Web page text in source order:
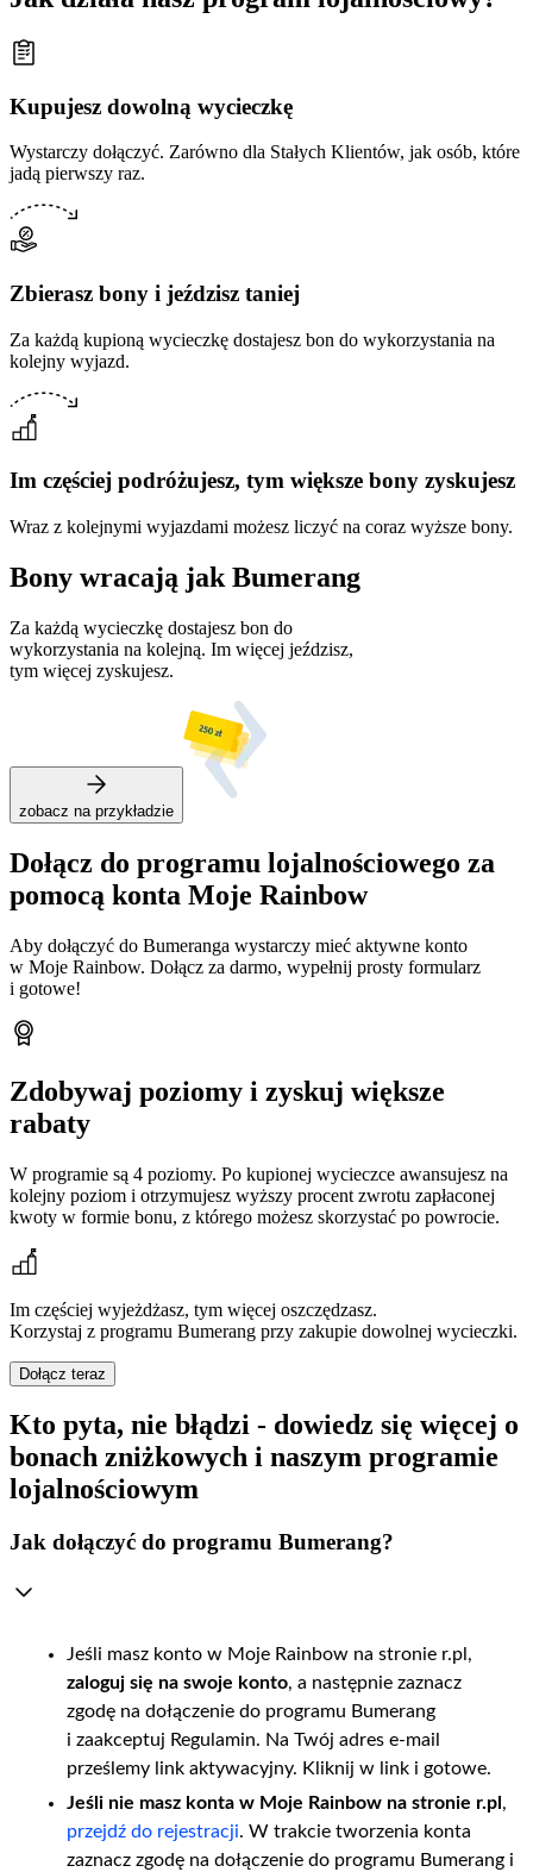
Kupujesz dowolną wycieczkę
Wystarczy dołączyć. Zarówno dla Stałych Klientów, jak osób, które
jadą pierwszy raz.
Zbierasz bony i jeździsz taniej
Za każdą kupioną wycieczkę dostajesz bon do wykorzystania na
kolejny wyjazd.
Im częściej podróżujesz, tym większe bony zyskujesz
Wraz z kolejnymi wyjazdami możesz liczyć na coraz wyższe bony.
Bony wracają jak Bumerang
Za każdą wycieczkę dostajesz bon do
wykorzystania na kolejną. Im więcej jeździsz,
tym więcej zyskujesz.
zobacz na przykładzie
Dołącz do programu lojalnościowego za
pomocą konta Moje Rainbow
Aby dołączyć do Bumeranga wystarczy mieć aktywne konto
w Moje Rainbow. Dołącz za darmo, wypełnij prosty formularz
i gotowe!
Zdobywaj poziomy i zyskuj większe
rabaty
W programie są 4 poziomy. Po kupionej wycieczce awansujesz na
kolejny poziom i otrzymujesz wyższy procent zwrotu zapłaconej
kwoty w formie bonu, z którego możesz skorzystać po powrocie.
Im częściej wyjeżdżasz, tym więcej oszczędzasz.
Korzystaj z programu Bumerang przy zakupie dowolnej wycieczki.
Dołącz teraz
Kto pyta, nie błądzi - dowiedz się więcej o
bonach zniżkowych i naszym programie
lojalnościowym
Jak dołączyć do programu Bumerang?
Jeśli masz konto w Moje Rainbow na stronie r.pl,
zaloguj się na swoje konto, a następnie zaznacz
zgodę na dołączenie do programu Bumerang
i zaakceptuj Regulamin. Na Twój adres e-mail
prześlemy link aktywacyjny. Kliknij w link i gotowe.
Jeśli nie masz konta w Moje Rainbow na stronie r.pl ,
przejdź do rejestracji. W trakcie tworzenia konta
zaznacz zgodę na dołączenie do programu Bumerang i